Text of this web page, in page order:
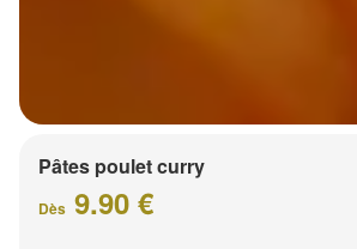
Pâtes poulet curry
Dès 9.90 €